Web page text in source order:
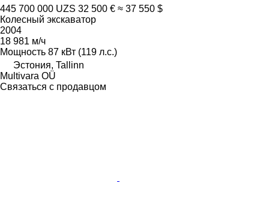
445 700 000 UZS 32 500 € ≈ 37 550 $
Колесный экскаватор
2004
18 981 м/ч
Мощность 87 кВт (119 л.с.)
Эстония, Tallinn
Multivara OÜ
Связаться с продавцом